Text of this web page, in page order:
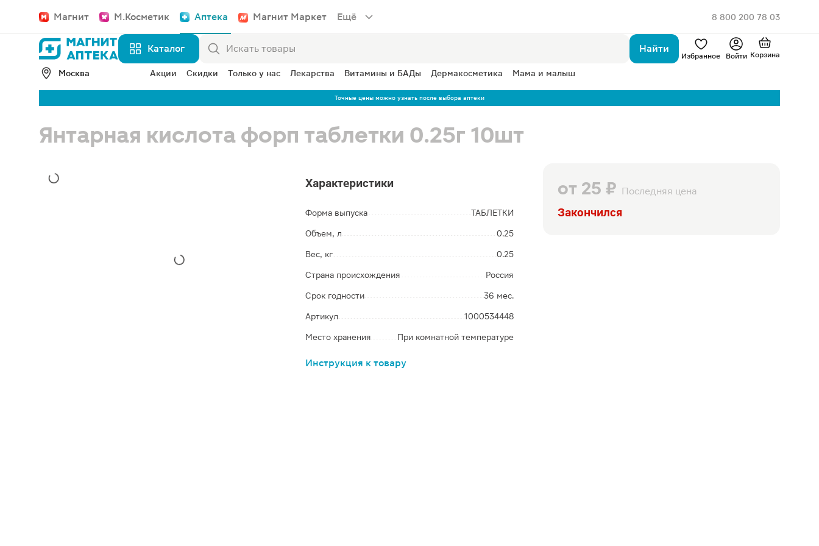
Магнит М.Косметик Аптека Магнит Маркет Ещё 8 800 200 78 03
Каталог Найти
Избранное Войти Корзина
Москва Акции Скидки Только у нас Лекарства Витамины и БАДы Дермакосметика Мама и малыш
Точные цены можно узнать после выбора аптеки
Янтарная кислота форп таблетки 0.25г 10шт
от 25 ₽ Последняя цена
Закончился
Характеристики
Форма выпуска ТАБЛЕТКИ
Объем, л 0.25
Вес, кг 0.25
Страна происхождения Россия
Срок годности 36 мес.
Артикул 1000534448
Место хранения При комнатной температуре
Инструкция к товару